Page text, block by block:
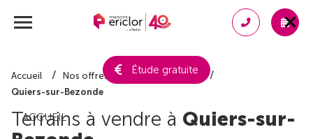
Étude gratuite
ACCUEIL
Accueil Nos offres de terrain
Loiret
Quiers-sur-Bezonde
Terrains à vendre à Quiers-sur-